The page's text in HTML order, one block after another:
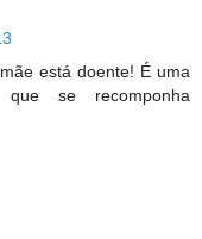
está doente! É uma
que se recomponha